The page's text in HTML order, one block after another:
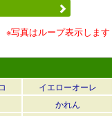
※写真はループ表示します
イエローオーレ
かれん